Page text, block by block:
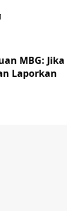
MBG: Jika
Laporkan